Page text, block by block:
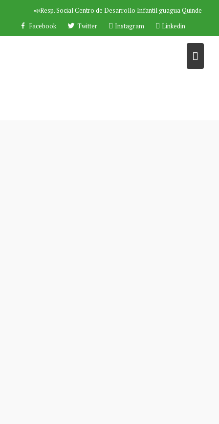
contenido
📣Resp. SocialCentro de Desarrollo Infantil guagua Quinde
Facebook
Twitter Instagram Linkedin